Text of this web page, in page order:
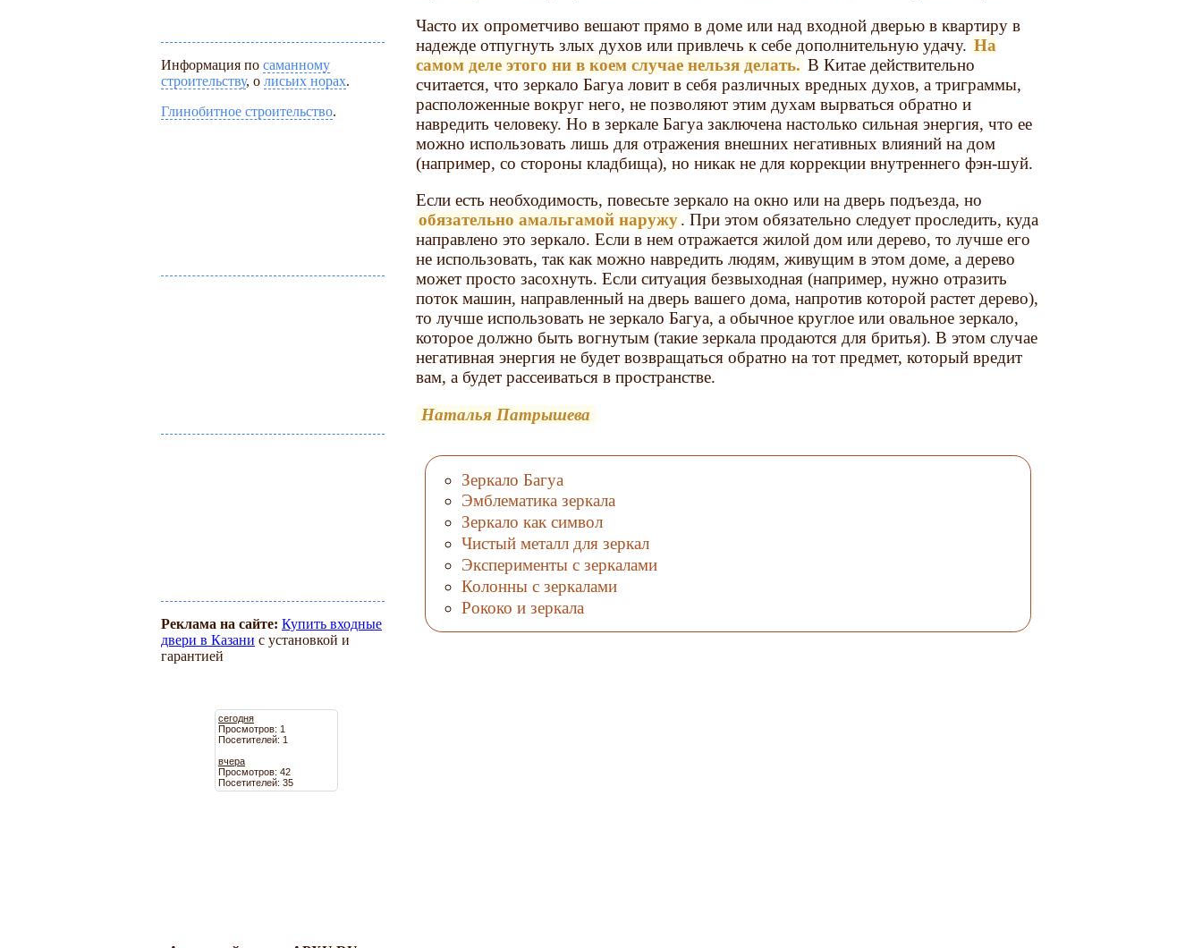
Информация по саманному
строительству, о лисьих норах.
Глинобитное строительство.
Реклама на сайте: Купить входные
двери в Казани с установкой и
гарантией
сегодня
Просмотров: 1
Посетителей: 1
вчера
Просмотров: 42
Посетителей: 35
Часто их опрометчиво вешают прямо в доме или над входной дверью в квартиру в
надежде отпугнуть злых духов или привлечь к себе дополнительную удачу. На
самом деле этого ни в коем случае нельзя делать. В Китае действительно
считается, что зеркало Багуа ловит в себя различных вредных духов, а триграммы,
расположенные вокруг него, не позволяют этим духам вырваться обратно и
навредить человеку. Но в зеркале Багуа заключена настолько сильная энергия, что ее
можно использовать лишь для отражения внешних негативных влияний на дом
(например, со стороны кладбища), но никак не для коррекции внутреннего фэн-шуй.
Если есть необходимость, повесьте зеркало на окно или на дверь подъезда, но
обязательно амальгамой наружу. При этом обязательно следует проследить, куда
направлено это зеркало. Если в нем отражается жилой дом или дерево, то лучше его
не использовать, так как можно навредить людям, живущим в этом доме, а дерево
может просто засохнуть. Если ситуация безвыходная (например, нужно отразить
поток машин, направленный на дверь вашего дома, напротив которой растет дерево),
то лучше использовать не зеркало Багуа, а обычное круглое или овальное зеркало,
которое должно быть вогнутым (такие зеркала продаются для бритья). В этом случае
негативная энергия не будет возвращаться обратно на тот предмет, который вредит
вам, а будет рассеиваться в пространстве.
Наталья Патрышева
Зеркало Багуа
Эмблематика зеркала
Зеркало как символ
Чистый металл для зеркал
Эксперименты с зеркалами
Колонны с зеркалами
Рококо и зеркала